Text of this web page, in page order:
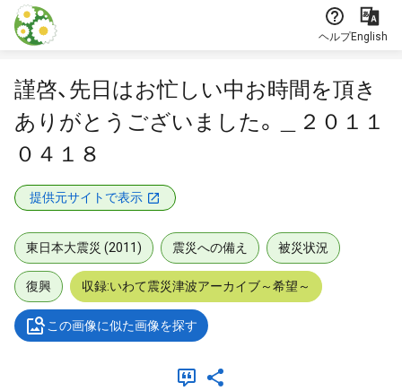
本文に飛ぶ
ヘルプEnglish
謹啓、先日はお忙しい中お時間を頂き
ありがとうございました。＿２０１１
０４１８
提供元サイトで表示
東日本大震災 (2011) 震災への備え 被災状況
復興 収録:いわて震災津波アーカイブ～希望～
この画像に似た画像を探す